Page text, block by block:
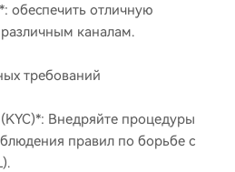
обеспечить отличную
каналам.
требований
Внедряйте процедуры
правил по борьбе с